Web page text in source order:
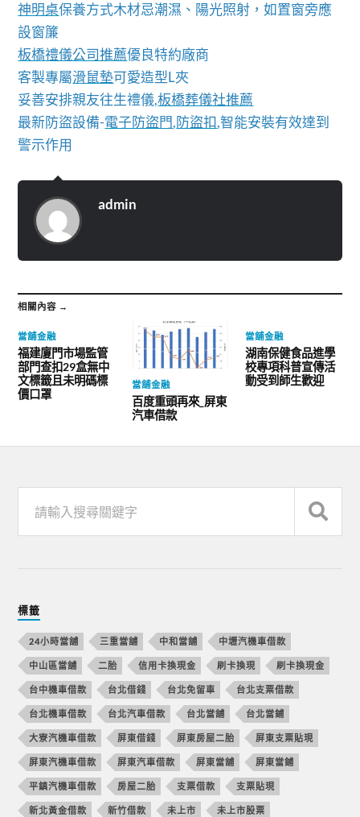
神明桌保養方式木材忌潮濕、陽光照射，如置窗旁應
設窗簾
板橋禮儀公司推薦優良特約廠商
客製專屬滑鼠墊可愛造型L夾
妥善安排親友往生禮儀,板橋葬儀社推薦
最新防盜設備-電子防盜門,防盜扣,智能安裝有效達到
警示作用
admin
相關內容 →
當舖金融
福建廈門市場監管
部門查扣29盒無中
文標籤且未明碼標
價口罩
當舖金融
百度重頭再來_屏東
汽車借款
當舖金融
湖南保健食品進學
校專項科普宣傳活
動受到師生歡迎
標籤
24小時當舖 三重當舖 中和當舖 中壢汽機車借款
中山區當舖 二胎 信用卡換現金 刷卡換現 刷卡換現金
台中機車借款 台北借錢 台北免留車 台北支票借款
台北機車借款 台北汽車借款 台北當舖 台北當鋪
大寮汽機車借款 屏東借錢 屏東房屋二胎 屏東支票貼現
屏東汽機車借款 屏東汽車借款 屏東當舖 屏東當鋪
平鎮汽機車借款 房屋二胎 支票借款 支票貼現
新北黃金借款 新竹借款 未上市 未上市股票